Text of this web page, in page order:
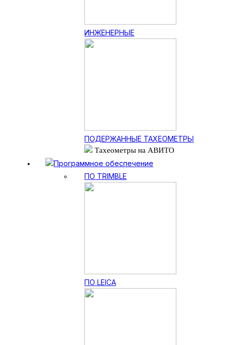
ИНЖЕНЕРНЫЕ
ПОДЕРЖАННЫЕ ТАХЕОМЕТРЫ
Тахеометры на АВИТО
Программное обеспечение
ПО TRIMBLE
ПО LEICA